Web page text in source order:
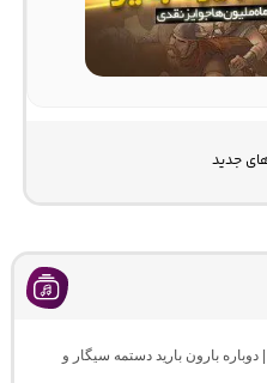
جدید
دوباره بارون بارید دستمه سیگار و